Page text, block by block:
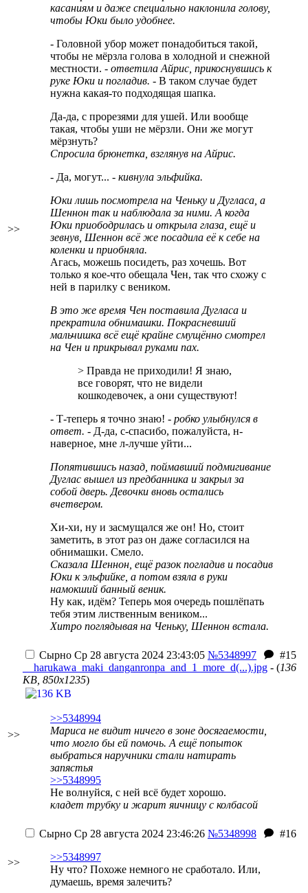
>>
касаниям и даже специально наклонила голову,
чтобы Юки было удобнее.
- Головной убор может понадобиться такой,
чтобы не мёрзла голова в холодной и снежной
местности. - ответила Айрис, прикоснувшись к
руке Юки и погладив. - В таком случае будет
нужна какая-то подходящая шапка.
Да-да, с прорезями для ушей. Или вообще
такая, чтобы уши не мёрзли. Они же могут
мёрзнуть?
Спросила брюнетка, взглянув на Айрис.
- Да, могут... - кивнула эльфийка.
Юки лишь посмотрела на Ченьку и Дугласа, а
Шеннон так и наблюдала за ними. А когда
Юки приободрилась и открыла глаза, ещё и
зевнув, Шеннон всё же посадила её к себе на
коленки и приобняла.
Агась, можешь посидеть, раз хочешь. Вот
только я кое-что обещала Чен, так что схожу с
ней в парилку с веником.
В это же время Чен поставила Дугласа и
прекратила обнимашки. Покрасневший
мальчишка всё ещё крайне смущённо смотрел
на Чен и прикрывал руками пах.
> Правда не приходили! Я знаю,
все говорят, что не видели
кошкодевочек, а они существуют!
- Т-теперь я точно знаю! - робко улыбнулся в
ответ. - Д-да, с-спасибо, пожалуйста, н-
наверное, мне л-лучше уйти...
Попятившись назад, поймавший подмигивание
Дуглас вышел из предбанника и закрыл за
собой дверь. Девочки вновь остались
вчетвером.
Хи-хи, ну и засмущался же он! Но, стоит
заметить, в этот раз он даже согласился на
обнимашки. Смело.
Сказала Шеннон, ещё разок погладив и посадив
Юки к эльфийке, а потом взяла в руки
намокший банный веник.
Ну как, идём? Теперь моя очередь пошлёпать
тебя этим лиственным веником...
Хитро поглядывая на Ченьку, Шеннон встала.
>>
Сырно Ср 28 августа 2024 23:43:05 №5348997
#15
__harukawa_maki_danganronpa_and_1_more_d(...).jpg - (136
KB, 850x1235)
>>5348994
Мариса не видит ничего в зоне досягаемости,
что могло бы ей помочь. А ещё попыток
выбраться наручники стали натирать
запястья
>>5348995
Не волнуйся, с ней всё будет хорошо.
кладет трубку и жарит яичницу с колбасой
>>
Сырно Ср 28 августа 2024 23:46:26 №5348998
#16
>>5348997
Ну что? Похоже немного не сработало. Или,
думаешь, время залечить?